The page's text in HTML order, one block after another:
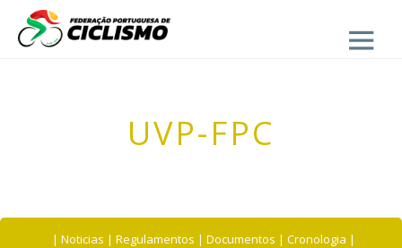
Close
UVP-FPC
| Noticias | Regulamentos | Documentos | Cronologia |